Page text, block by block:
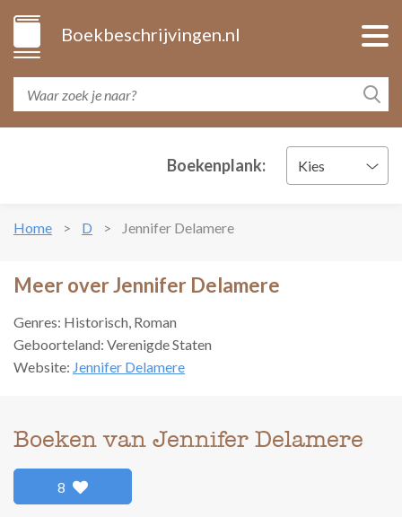
Boekbeschrijvingen.nl
Boekenplank: Kies
Home D Jennifer Delamere
Meer over Jennifer Delamere
Genres: Historisch, Roman
Geboorteland: Verenigde Staten
Website: Jennifer Delamere
Boeken van Jennifer Delamere
8